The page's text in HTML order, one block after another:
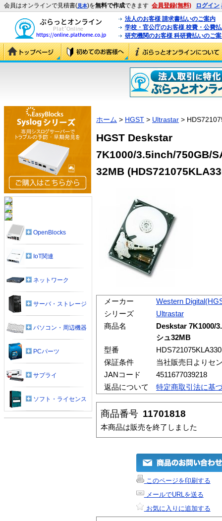
会員はオンラインで見積書(見本)を無料で作成できます 会員登録(無料) ログイン
法人のお客様 請求書払いのご案内
学校・官公庁のお客様 校費・公費
研究機関のお客様 科研費払いのご
ホーム > HGST > Ultrastar >
HGST Deskstar
7K1000/3.5inch/750GB/
32MB
メーカー
Western
シリーズ
Ultrastar
商品名
Deskstar 7K1000/
シュ32MB
型番
HDS721075KLA330
保証条件
当社販売日よりセ
JANコード
4511677039218
返品について
特定商取引法に基
商品番号 11701818
本商品は販売を終了しました
このページを印刷する
メールでURLを送る
お気に入りに追加する
OpenBlocks
IoT関連
ネットワーク
サーバ・ストレージ
パソコン・周辺機器
PCパーツ
サプライ
ソフト・ライセンス